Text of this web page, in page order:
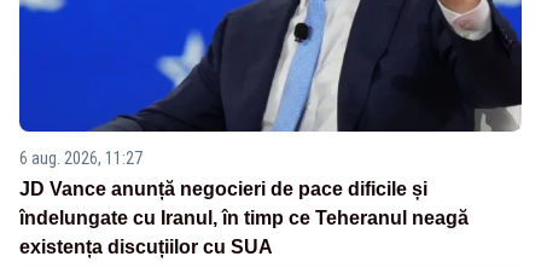
6 aug. 2026, 11:27
JD Vance anunță negocieri de pace dificile și
îndelungate cu Iranul, în timp ce Teheranul neagă
existența discuțiilor cu SUA